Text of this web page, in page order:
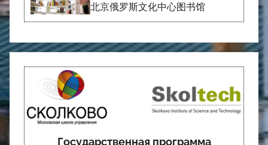
北京俄罗斯文化中心图书馆
Государственная программа